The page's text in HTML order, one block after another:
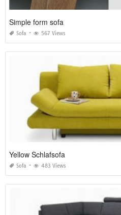
Simple form sofa
Sofa 567 Views
Yellow Schlafsofa
Sofa 483 Views